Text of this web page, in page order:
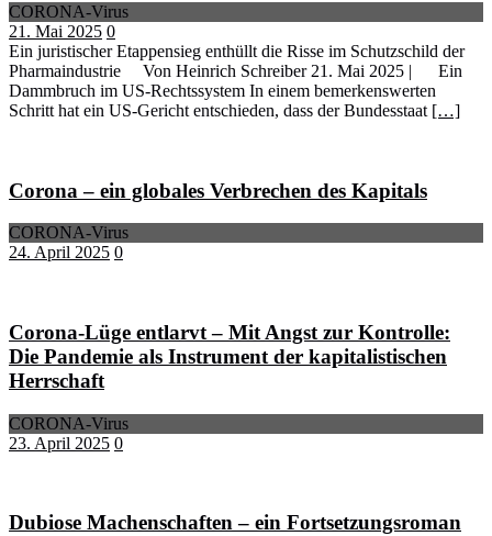
CORONA-Virus
21. Mai 2025 0
Ein juristischer Etappensieg enthüllt die Risse im Schutzschild der
Pharmaindustrie Von Heinrich Schreiber 21. Mai 2025 | Ein
Dammbruch im US-Rechtssystem In einem bemerkenswerten
Schritt hat ein US-Gericht entschieden, dass der Bundesstaat […]
Corona – ein globales Verbrechen des Kapitals
CORONA-Virus
24. April 2025 0
Corona-Lüge entlarvt – Mit Angst zur Kontrolle:
Die Pandemie als Instrument der kapitalistischen
Herrschaft
CORONA-Virus
23. April 2025 0
Dubiose Machenschaften – ein Fortsetzungsroman